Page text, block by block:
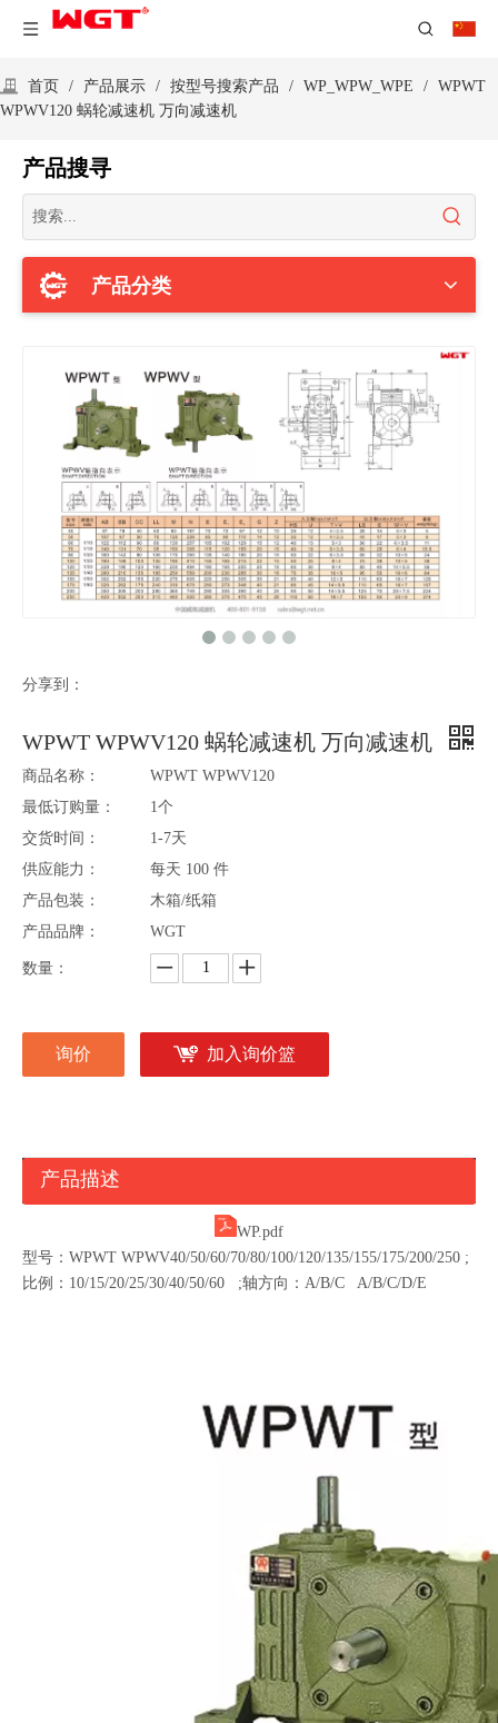
首页 / 产品展示 / 按型号搜索产品 / WP_WPW_WPE / WPWT
WPWV120 蜗轮减速机 万向减速机
产品搜寻
产品分类
分享到：
WPWT WPWV120 蜗轮减速机 万向减速机
商品名称：
WPWT WPWV120
最低订购量：
1个
交货时间：
1-7天
供应能力：
每天 100 件
产品包装：
木箱/纸箱
产品品牌：
WGT
数量：
询价 加入询价篮
产品描述
WP.pdf
型号：WPWT WPWV40/50/60/70/80/100/120/135/155/175/200/250 ;
比例：10/15/20/25/30/40/50/60 ;轴方向：A/B/C A/B/C/D/E